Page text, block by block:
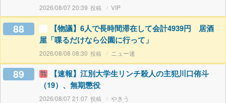
2026/08/07 20:39 VIP
88
【物議】6人で長時間滞在して会計4939円 居酒
屋「喋るだけなら公園に行って」
2026/08/08 08:30 ニュー速
89
【速報】江別大学生リンチ殺人の主犯川口侑斗
（19）、無期懲役
2026/08/07 21:07 やきう